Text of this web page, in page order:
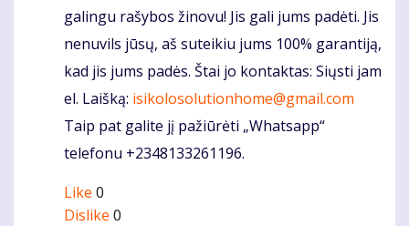
galingu rašybos žinovu! Jis gali jums padėti. Jis
nenuvils jūsų, aš suteikiu jums 100% garantiją,
kad jis jums padės. Štai jo kontaktas: Siųsti jam
el. Laišką: isikolosolutionhome@gmail.com
Taip pat galite jį pažiūrėti „Whatsapp“
telefonu +2348133261196.
Like 0
Dislike 0